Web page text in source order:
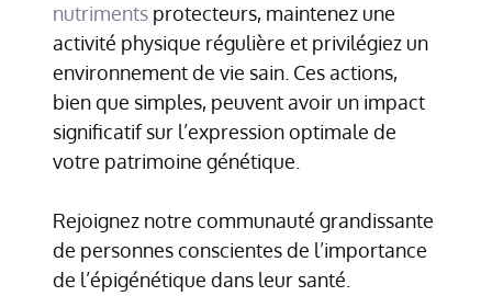
nutriments protecteurs, maintenez une
activité physique régulière et privilégiez un
environnement de vie sain. Ces actions,
bien que simples, peuvent avoir un impact
significatif sur l’expression optimale de
votre patrimoine génétique.
Rejoignez notre communauté grandissante
de personnes conscientes de l’importance
de l’épigénétique dans leur santé.